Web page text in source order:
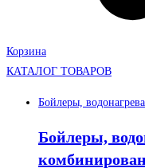
Корзина
КАТАЛОГ ТОВАРОВ
Бойлеры,
Бойлеры,